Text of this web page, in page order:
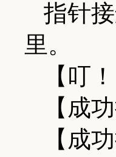
指针
里。
【叮！
【成
【成